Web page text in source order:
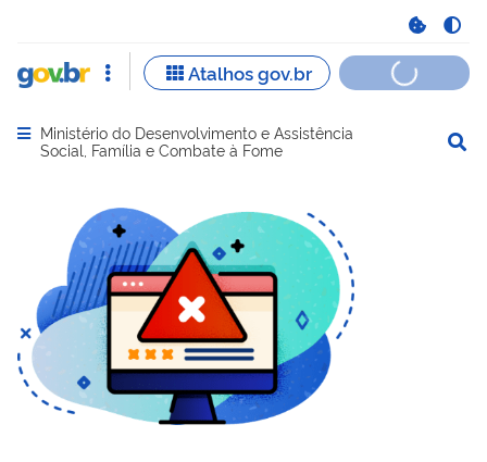
Abrir menu principal de navegação
Ministério do Desenvolvimento e Assistência
Social, Família e Combate à Fome